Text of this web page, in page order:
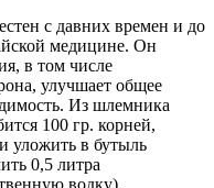
с давних времен и до
медицине. Он
в том числе
улучшает общее
Из шлемника
100 гр. корней,
уложить в бутыль
0,5 литра
водку).